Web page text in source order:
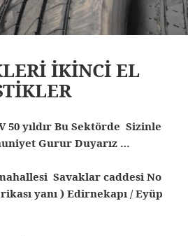
İKİNCİ EL
50 yıldır Bu Sektörde Sizinle
Gurur Duyarız …
Savaklar caddesi No
yanı ) Edirnekapı / Eyüp